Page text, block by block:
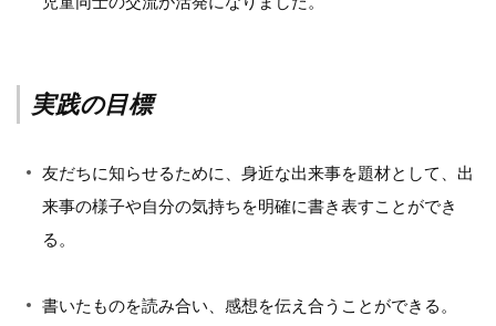
実践の目標
友だちに知らせるために、身近な出来事を題材として、出
来事の様子や自分の気持ちを明確に書き表すことができ
る。
書いたものを読み合い、感想を伝え合うことができる。